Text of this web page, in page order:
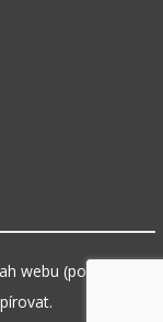
webu (pokud není